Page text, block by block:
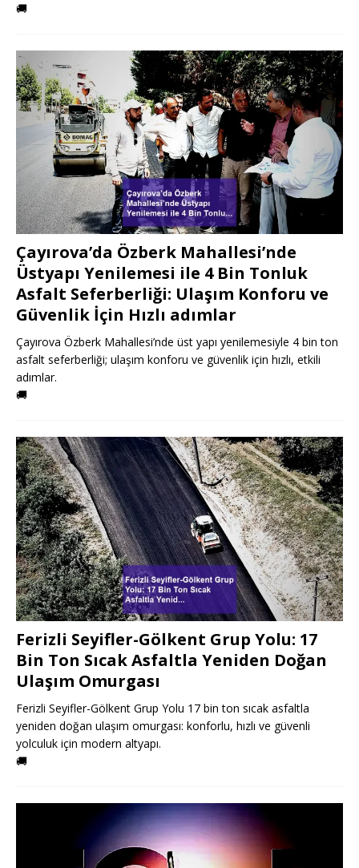
🚚
Çayırova’da Özberk Mahallesi’nde
Üstyapı Yenilemesi ile 4 Bin Tonluk
Asfalt Seferberliği: Ulaşım Konforu ve
Güvenlik İçin Hızlı adımlar
Çayırova Özberk Mahallesi’nde üst yapı yenilemesiyle 4 bin ton
asfalt seferberliği; ulaşım konforu ve güvenlik için hızlı, etkili
adımlar.
🚚
Ferizli Seyifler-Gölkent Grup Yolu: 17
Bin Ton Sıcak Asfaltla Yeniden Doğan
Ulaşım Omurgası
Ferizli Seyifler-Gölkent Grup Yolu 17 bin ton sıcak asfaltla
yeniden doğan ulaşım omurgası: konforlu, hızlı ve güvenli
yolculuk için modern altyapı.
🚚